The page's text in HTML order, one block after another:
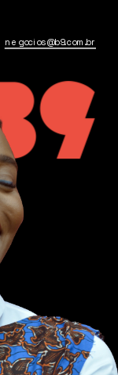
negocios@b9.com.br